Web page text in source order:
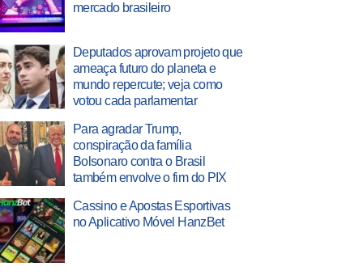
mercado brasileiro
Deputados aprovam projeto que
ameaça futuro do planeta e
mundo repercute; veja como
votou cada parlamentar
Para agradar Trump,
conspiração da família
Bolsonaro contra o Brasil
também envolve o fim do PIX
Cassino e Apostas Esportivas
no Aplicativo Móvel HanzBet